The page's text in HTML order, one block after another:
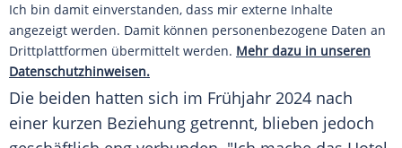
Ich bin damit einverstanden, dass mir externe Inhalte
angezeigt werden. Damit können personenbezogene Daten an
Drittplattformen übermittelt werden. Mehr dazu in unseren
Datenschutzhinweisen.
Die beiden hatten sich im Frühjahr 2024 nach
einer kurzen Beziehung getrennt, blieben jedoch